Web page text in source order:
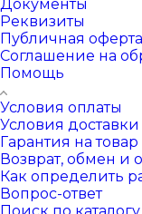
Документы
Реквизиты
Публичная оферта
Соглашение на
Помощь
Условия оплаты
Условия доставки
Гарантия на товар
Возврат, обмен и
Как определить
Вопрос-ответ